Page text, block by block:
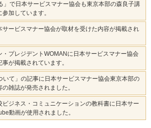
」で日本サービスマナー協会も東京本部の森良子講
加しています。
ービスマナー協会が取材を受けた内容が掲載され
・プレジデントWOMANに日本サービスマナー協会
が掲載されています。
て」の記事に日本サービスマナー協会東京本部の
雑誌が発売されました。
ジネス・コミュニケーションの教科書に日本サー
動画が使用されました。